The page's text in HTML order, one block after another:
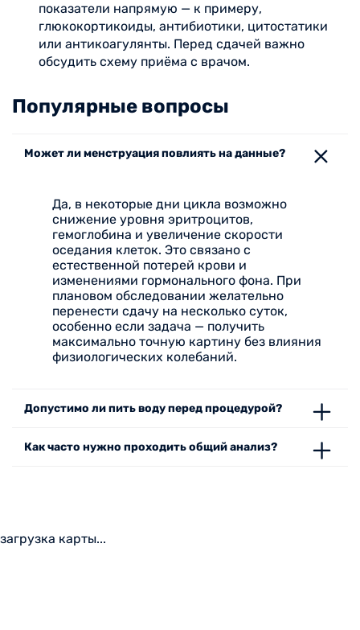
показатели напрямую — к примеру,
глюкокортикоиды, антибиотики, цитостатики
или антикоагулянты. Перед сдачей важно
обсудить схему приёма с врачом.
Популярные вопросы
Может ли менструация повлиять на данные?
Да, в некоторые дни цикла возможно
снижение уровня эритроцитов,
гемоглобина и увеличение скорости
оседания клеток. Это связано с
естественной потерей крови и
изменениями гормонального фона. При
плановом обследовании желательно
перенести сдачу на несколько суток,
особенно если задача — получить
максимально точную картину без влияния
физиологических колебаний.
Допустимо ли пить воду перед процедурой?
Как часто нужно проходить общий анализ?
загрузка карты...